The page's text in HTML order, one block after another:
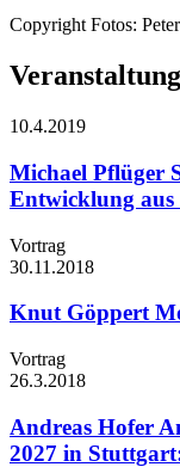
Copyright Fotos:
10.4.2019
Michael Pflüger
Entwicklung aus
Vortrag
30.11.2018
Knut Göppert
Vortrag
26.3.2018
Andreas Hofer
2027 in